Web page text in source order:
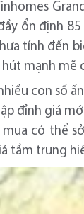
ổn định
tính đến
mạnh mẽ
con số
đỉnh giá
có thể
tầm trung